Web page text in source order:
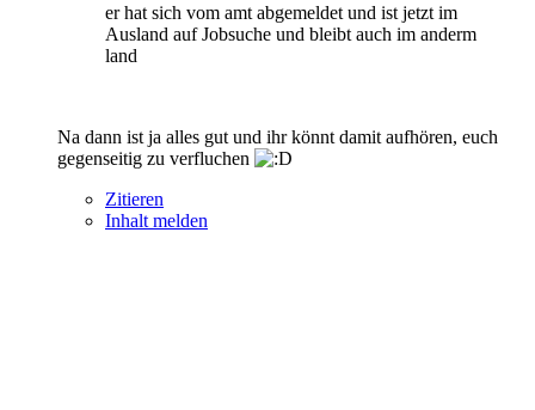
er hat sich vom amt abgemeldet und ist jetzt im
Ausland auf Jobsuche und bleibt auch im anderm
land
Na dann ist ja alles gut und ihr könnt damit aufhören, euch
gegenseitig zu verfluchen
Zitieren
Inhalt melden